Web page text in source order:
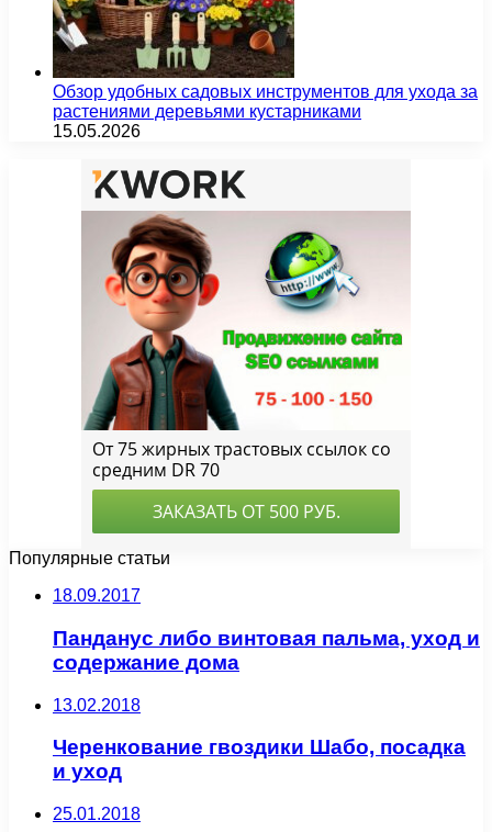
Обзор удобных садовых инструментов для ухода за
растениями деревьями кустарниками
15.05.2026
Популярные статьи
18.09.2017
Панданус либо винтовая пальма, уход и
содержание дома
13.02.2018
Черенкование гвоздики Шабо, посадка
и уход
25.01.2018